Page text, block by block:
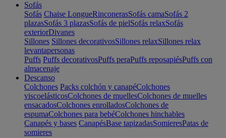
Sofás
Sofás Chaise LongueRinconerasSofás camaSofás 2
plazasSofás 3 plazasSofás de pielSofás relaxSofás
exteriorDivanes
Sillones Sillones decorativosSillones relaxSillones relax
levantapersonas
Puffs Puffs decorativosPuffs peraPuffs reposapiésPuffs con
almacenaje
Descanso
Colchones Packs colchón y canapéColchones
viscoelásticosColchones de muellesColchones de muelles
ensacadosColchones enrolladosColchones de
espumaColchones para bebéColchones hinchables
Canapés y bases CanapésBase tapizadasSomieresPatas de
somieres